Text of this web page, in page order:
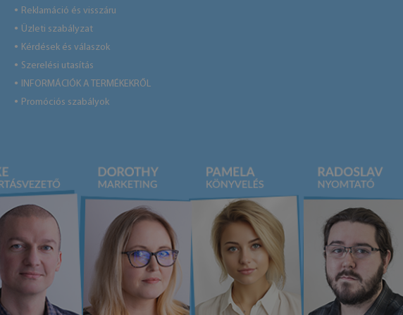
● Reklamáció és visszáru
● Üzleti szabályzat
● Kérdések és válaszok
● Szerelési utasítás
● INFORMÁCIÓK A TERMÉKEKRŐL
● Promóciós szabályok